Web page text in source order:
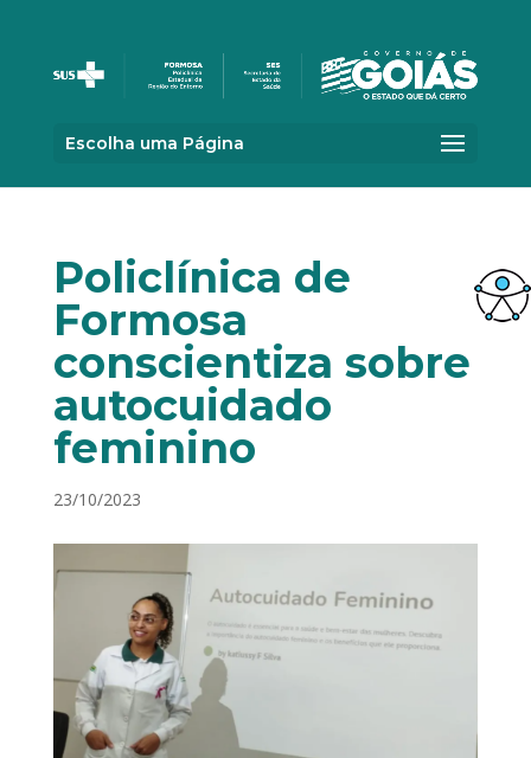
Escolha uma Página
Policlínica de
Formosa
conscientiza sobre
autocuidado
feminino
23/10/2023